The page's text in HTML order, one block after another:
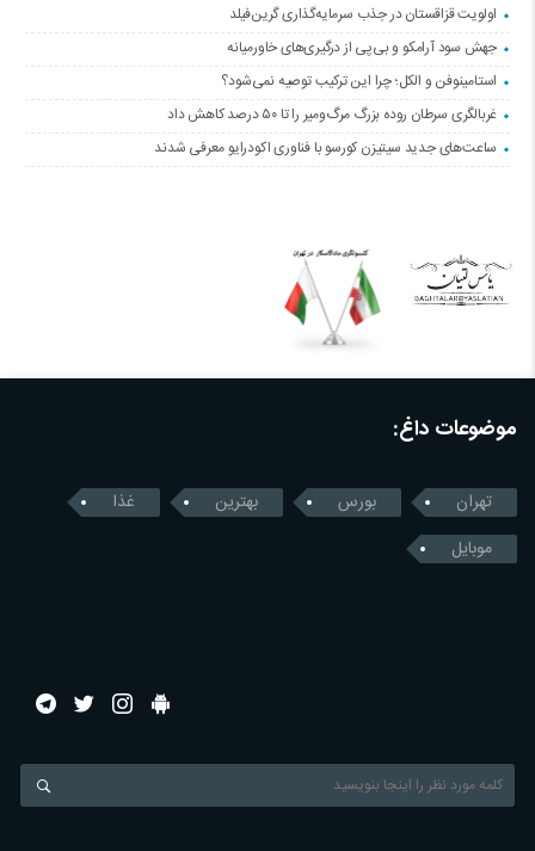
اولویت قزاقستان در جذب سرمایه‌گذاری گرین‌فیلد
جهش سود آرامکو و بی‌پی از درگیری‌های خاورمیانه
استامینوفن و الکل؛ چرا این ترکیب توصیه نمی‌شود؟
غربالگری سرطان روده بزرگ مرگ‌ومیر را تا ۵۰ درصد کاهش داد
ساعت‌های جدید سیتیزن کورسو با فناوری اکودرایو معرفی شدند
موضوعات داغ:
تهران بورس بهترین
غذا
موبایل